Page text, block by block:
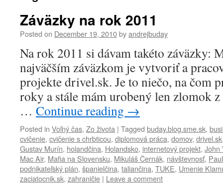
Záväzky na rok 2011
Posted on December 19, 2010byandrejbuday
Na rok 2011 si dávam takéto záväzky:
najväčším záväzkom je vytvoriť a
projekte drivel.sk. Je to niečo, na čom
roky a stále mám urobený len zlomok
… Continue reading →
Posted in Voľný čas, Zo života | Tagged buday.blog.sme.sk,
cvičenie, cvičenie s chrbticou, diplomová práca, domov, drivel.sk
Gustav Murín, holandčina, Holandsko, internetový projekt, John
Mac Air, Mafia na Slovensku, Mikuláš Černák, návštevnosť,
podnikateľský plán, španielčina, taliančina, TUKE, Umenie
zaciatocnik.sk, zahraničie | Leave a comment